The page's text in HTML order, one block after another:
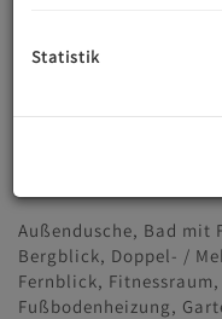
Gerne nähere Infos
Außendusche Bad mit
Bergblick Doppel- /
Fernblick Fitnessraum
Fußbodenheizung
Statistik